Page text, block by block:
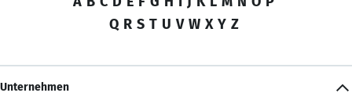
Q R S T U V W X Y Z
Unternehmen